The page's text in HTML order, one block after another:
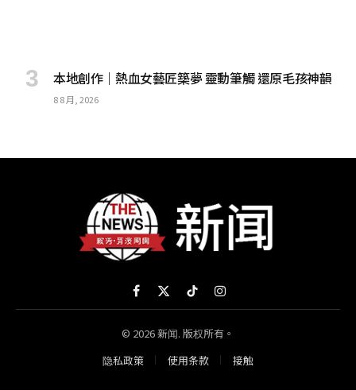
本地創作｜熱血女藝匠築夢 靈動筆觸 還原毛孩神韻
8 8 月, 2026
Facebook
X
(Twitter)
TikTokInstagram
© 2026 新闻. 版权所有。
隐私政策
使用条款 接触